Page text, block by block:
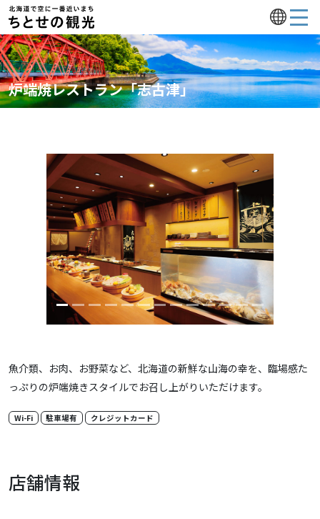
炉端焼レストラン「志古津」
魚介類、お肉、お野菜など、北海道の新鮮な山海の幸を、臨場感た
っぷりの炉端焼きスタイルでお召し上がりいただけます。
Wi-Fi 駐車場有 クレジットカード
店舗情報